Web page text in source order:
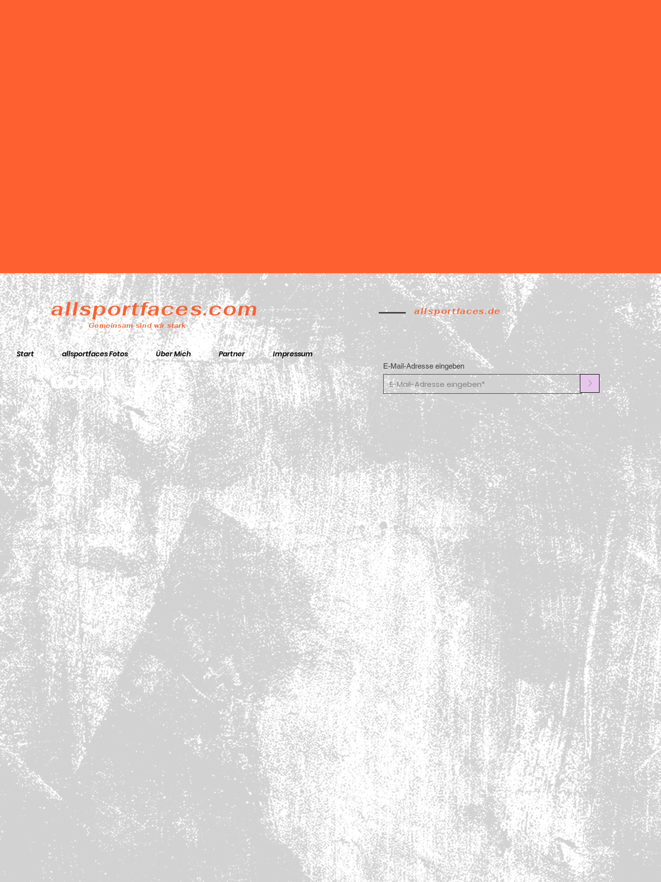
allsportfaces.com
Gemeinsam sind wir stark
Start allsportfaces Fotos Über Mich Partner Impressum
allsportfaces.de
E-Mail-Adresse eingeben
>